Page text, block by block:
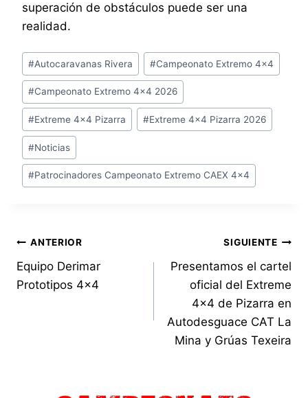
superación de obstáculos puede ser una
realidad.
Etiquetas
de
la
entrada:
#Autocaravanas Rivera #Campeonato Extremo 4x4
#Campeonato Extremo 4x4 2026
#Extreme 4x4 Pizarra #Extreme 4x4 Pizarra 2026
#Noticias
#Patrocinadores Campeonato Extremo CAEX 4x4
Navegación
de
ANTERIOR
Equipo Derimar
Prototipos 4×4
SIGUIENTE
Presentamos el cartel
oficial del Extreme
4×4 de Pizarra en
Autodesguace CAT La
Mina y Grúas Texeira